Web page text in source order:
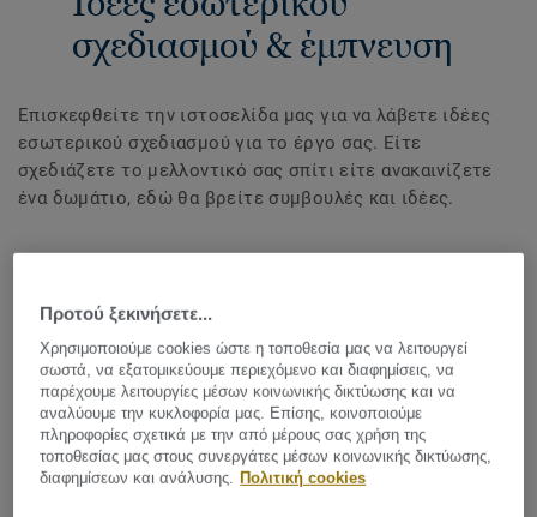
σχεδιασμού & έμπνευση
Επισκεφθείτε την ιστοσελίδα μας για να λάβετε ιδέες
εσωτερικού σχεδιασμού για το έργο σας. Είτε
σχεδιάζετε το μελλοντικό σας σπίτι είτε ανακαινίζετε
ένα δωμάτιο, εδώ θα βρείτε συμβουλές και ιδέες.
Προτού ξεκινήσετε...
Χρησιμοποιούμε cookies ώστε η τοποθεσία μας να λειτουργεί
σωστά, να εξατομικεύουμε περιεχόμενο και διαφημίσεις, να
παρέχουμε λειτουργίες μέσων κοινωνικής δικτύωσης και να
αναλύουμε την κυκλοφορία μας. Επίσης, κοινοποιούμε
πληροφορίες σχετικά με την από μέρους σας χρήση της
τοποθεσίας μας στους συνεργάτες μέσων κοινωνικής δικτύωσης,
διαφημίσεων και ανάλυσης. Πολιτική cookies